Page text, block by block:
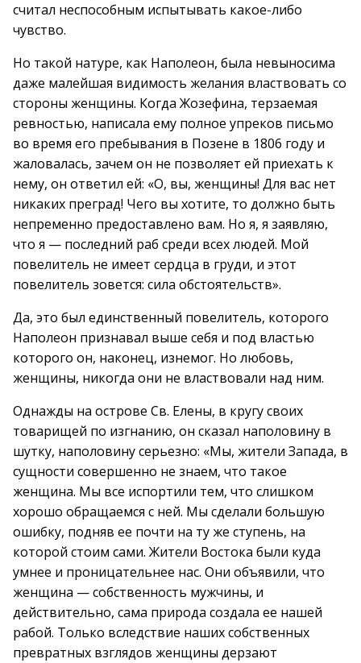
считал неспособным испытывать какое-либо
чувство.
Но такой натуре, как Наполеон, была невыносима
даже малейшая видимость желания властвовать со
стороны женщины. Когда Жозефина, терзаемая
ревностью, написала ему полное упреков письмо
во время его пребывания в Позене в 1806 году и
жаловалась, зачем он не позволяет ей приехать к
нему, он ответил ей: «О, вы, женщины! Для вас нет
никаких преград! Чего вы хотите, то должно быть
непременно предоставлено вам. Но я, я заявляю,
что я — последний раб среди всех людей. Мой
повелитель не имеет сердца в груди, и этот
повелитель зовется: сила обстоятельств».
Да, это был единственный повелитель, которого
Наполеон признавал выше себя и под властью
которого он, наконец, изнемог. Но любовь,
женщины, никогда они не властвовали над ним.
Однажды на острове Св. Елены, в кругу своих
товарищей по изгнанию, он сказал наполовину в
шутку, наполовину серьезно: «Мы, жители Запада, в
сущности совершенно не знаем, что такое
женщина. Мы все испортили тем, что слишком
хорошо обращаемся с ней. Мы сделали большую
ошибку, подняв ее почти на ту же ступень, на
которой стоим сами. Жители Востока были куда
умнее и проницательнее нас. Они объявили, что
женщина — собственность мужчины, и
действительно, сама природа создала ее нашей
рабой. Только вследствие наших собственных
превратных взглядов женщины дерзают